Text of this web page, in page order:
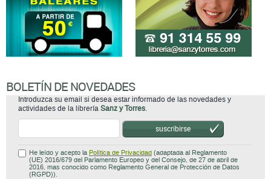
BOLETÍN DE NOVEDADES
Introduzca su email si desea estar informado de las novedades y
actividades de la librería Sanz y Torres
suscribirse
He leído y acepto la Política de Privacidad (adaptada al Reglamento
(UE) 2016/679 del Parlamento Europeo y del Consejo, de 27 de abril de
2016, mas conocido como Reglamento General de Protección de Datos
(RGPD)).